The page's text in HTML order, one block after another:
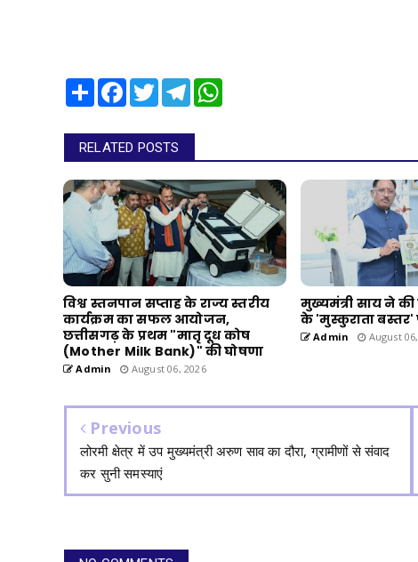
Share Facebook
TwitterTelegram
RELATED POSTS
विश्व स्तनपान सप्ताह के राज्य स्तरीय
कार्यक्रम का सफल आयोजन,
छत्तीसगढ़ के प्रथम "मातृ दूध कोष
(Mother Milk Bank)" की घोषणा
Admin August 06, 2026
मुख्यमंत्री साय ने
के 'मुस्कुराता बस्तर'
Admin August
Previous
लोरमी क्षेत्र में उप मुख्यमंत्री अरुण साव का दौरा, ग्रामीणों से संवाद
कर सुनी समस्याएं